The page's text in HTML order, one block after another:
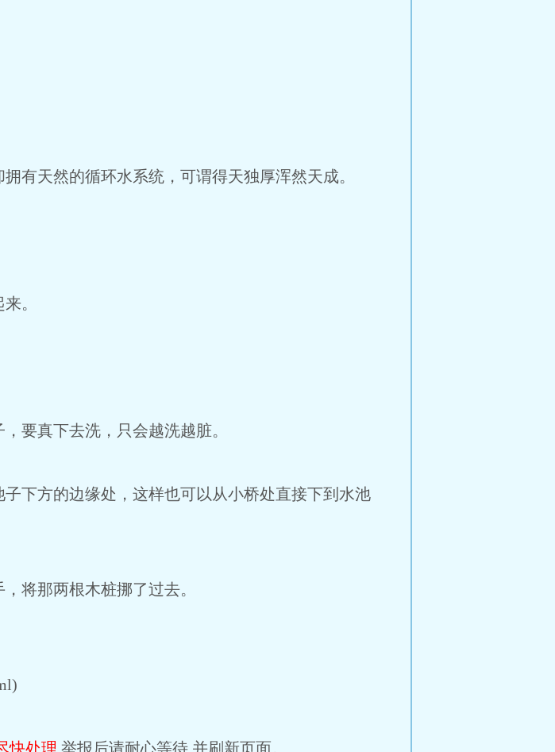
有天然的循环水系统，可谓得天独厚浑然天成。
。
要真下去洗，只会越洗越脏。
下方的边缘处，这样也可以从小桥处直接下到水池
将那两根木桩挪了过去。
快处理. 举报后请耐心等待,并刷新页面。